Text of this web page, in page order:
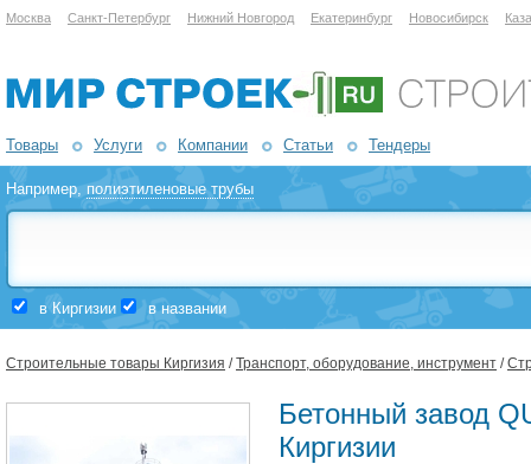
Москва Санкт-Петербург Нижний Новгород Екатеринбург Новосибирск
Товары Услуги Компании Статьи Тендеры
Например,полиэтиленовые трубы
в Киргизии в названии
Строительные товары Киргизия /Транспорт, оборудование, инструмент /
Бетонный завод
Киргизии